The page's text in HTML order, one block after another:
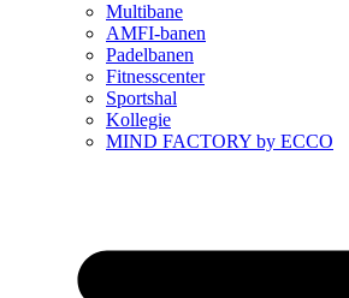
Multibane
AMFI-banen
Padelbanen
Fitnesscenter
Sportshal
Kollegie
MIND FACTORY by ECCO